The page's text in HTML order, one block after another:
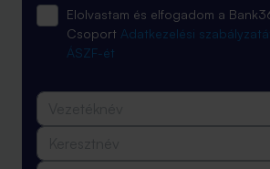
Elolvastam és elfogadom a
Csoport Adatkezelési
ÁSZF-ét